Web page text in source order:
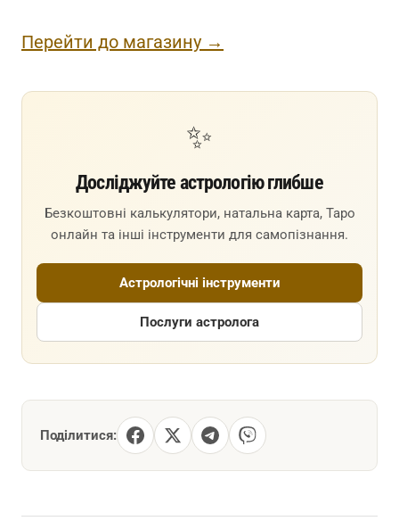
Перейти до магазину →
✨
Досліджуйте астрологію глибше
Безкоштовні калькулятори, натальна карта, Таро
онлайн та інші інструменти для самопізнання.
Астрологічні інструменти
Послуги астролога
Поділитися: